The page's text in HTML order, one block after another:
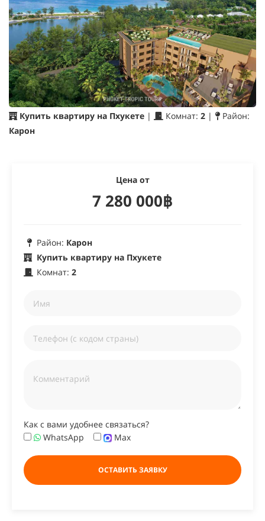
Купить квартиру на Пхукете | Комнат: 2 |
Район:
Карон
Цена от
7 280 000฿
Район: Карон
Купить квартиру на Пхукете
Комнат: 2
Как с вами удобнее связаться?
WhatsApp
Max
ОСТАВИТЬ ЗАЯВКУ